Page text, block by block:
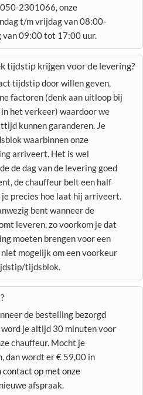
2301066, onze
t/m vrijdag van 08:00-
van 09:00 tot 17:00 uur.
tijdstip krijgen voor de levering?
tijdstip door willen geven,
factoren (denk aan uitloop bij
het verkeer) waardoor we
kunnen garanderen. Je
waarbinnen onze
arriveert. Het is wel
de dag van de levering goed
de chauffeur belt een half
precies hoe laat hij arriveert.
bent wanneer de
leveren, zo voorkom je dat
moeten brengen voor een
mogelijk om een voorkeur
tijdsblok.
de bestelling bezorgd
je altijd 30 minuten voor
chauffeur. Mocht je
dan wordt er € 59,00 in
contact op met onze
afspraak.